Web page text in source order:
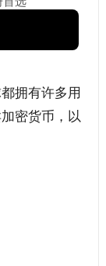
拥有许多用
密货币，以